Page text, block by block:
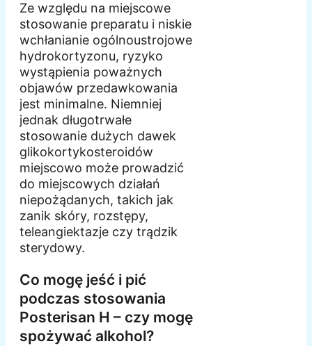
Ze względu na miejscowe
stosowanie preparatu i niskie
wchłanianie ogólnoustrojowe
hydrokortyzonu, ryzyko
wystąpienia poważnych
objawów przedawkowania
jest minimalne. Niemniej
jednak długotrwałe
stosowanie dużych dawek
glikokortykosteroidów
miejscowo może prowadzić
do miejscowych działań
niepożądanych, takich jak
zanik skóry, rozstępy,
teleangiektazje czy trądzik
sterydowy.
Co mogę jeść i pić
podczas stosowania
Posterisan H – czy mogę
spożywać alkohol?